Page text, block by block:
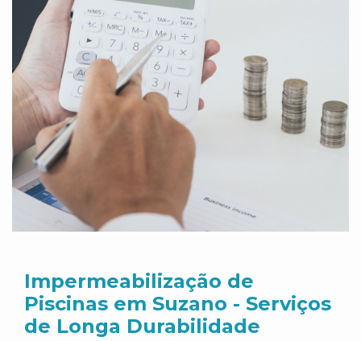
Impermeabilização de
Piscinas em Suzano - Serviços
de Longa Durabilidade